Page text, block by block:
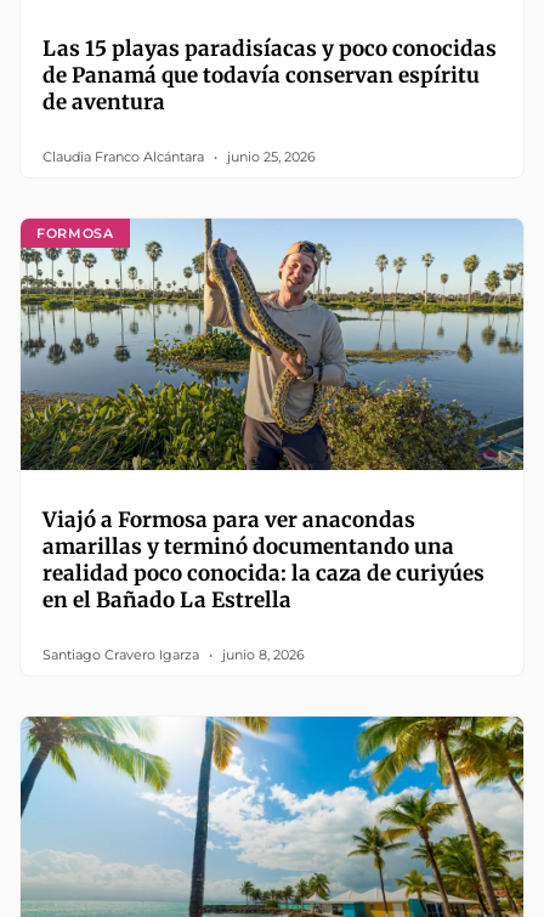
Las 15 playas paradisíacas y poco conocidas
de Panamá que todavía conservan espíritu
de aventura
Claudia Franco Alcántara junio 25, 2026
FORMOSA
Viajó a Formosa para ver anacondas
amarillas y terminó documentando una
realidad poco conocida: la caza de curiyúes
en el Bañado La Estrella
Santiago Cravero Igarza junio 8, 2026